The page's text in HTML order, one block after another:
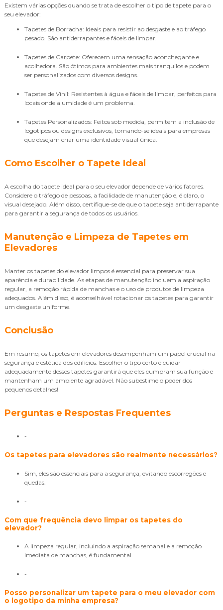
Existem várias opções quando se trata de escolher o tipo de tapete para o
seu elevador:
Tapetes de Borracha: Ideais para resistir ao desgaste e ao tráfego
pesado. São antiderrapantes e fáceis de limpar.
Tapetes de Carpete: Oferecem uma sensação aconchegante e
acolhedora. São ótimos para ambientes mais tranquilos e podem
ser personalizados com diversos designs.
Tapetes de Vinil: Resistentes à água e fáceis de limpar, perfeitos para
locais onde a umidade é um problema.
Tapetes Personalizados: Feitos sob medida, permitem a inclusão de
logotipos ou designs exclusivos, tornando-se ideais para empresas
que desejam criar uma identidade visual única.
Como Escolher o Tapete Ideal
A escolha do tapete ideal para o seu elevador depende de vários fatores.
Considere o tráfego de pessoas, a facilidade de manutenção e, é claro, o
visual desejado. Além disso, certifique-se de que o tapete seja antiderrapante
para garantir a segurança de todos os usuários.
Manutenção e Limpeza de Tapetes em
Elevadores
Manter os tapetes do elevador limpos é essencial para preservar sua
aparência e durabilidade. As etapas de manutenção incluem a aspiração
regular, a remoção rápida de manchas e o uso de produtos de limpeza
adequados. Além disso, é aconselhável rotacionar os tapetes para garantir
um desgaste uniforme.
Conclusão
Em resumo, os tapetes em elevadores desempenham um papel crucial na
segurança e estética dos edifícios. Escolher o tipo certo e cuidar
adequadamente desses tapetes garantirá que eles cumpram sua função e
mantenham um ambiente agradável. Não subestime o poder dos
pequenos detalhes!
Perguntas e Respostas Frequentes
-
Os tapetes para elevadores são realmente necessários?
Sim, eles são essenciais para a segurança, evitando escorregões e
quedas.
-
Com que frequência devo limpar os tapetes do
elevador?
A limpeza regular, incluindo a aspiração semanal e a remoção
imediata de manchas, é fundamental.
-
Posso personalizar um tapete para o meu elevador com
o logotipo da minha empresa?